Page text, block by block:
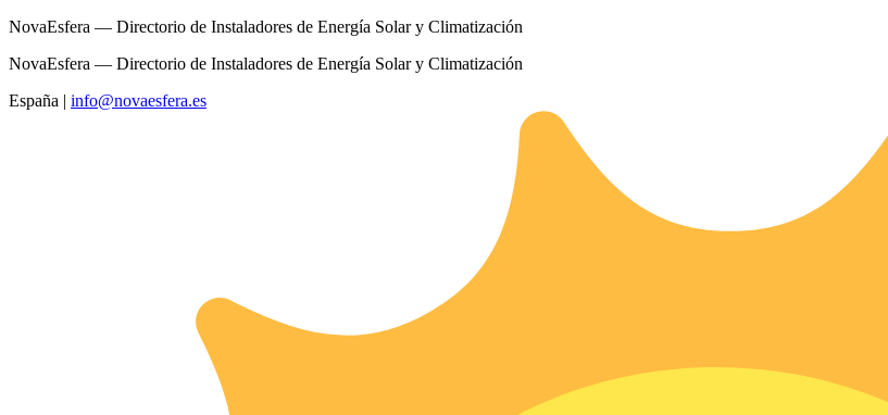
NovaEsfera — Directorio de Instaladores de Energía Solar y Climatización
NovaEsfera — Directorio de Instaladores de Energía Solar y Climatización
España | info@novaesfera.es